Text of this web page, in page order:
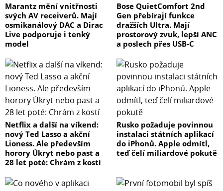
Marantz mění vnitřnosti
svých AV receiverů. Mají
osmikanálový DAC a Dirac
Live podporuje i tenký
model
Bose QuietComfort 2nd
Gen přebírají funkce
dražších Ultra. Mají
prostorový zvuk, lepší ANC
a poslech přes USB-C
Netflix a další na víkend:
nový Ted Lasso a akční
Lioness. Ale především
horory Úkryt nebo past a
28 let poté: Chrám z kostí
Rusko požaduje povinnou
instalaci státních aplikací
do iPhonů. Apple odmítl,
teď čelí miliardové pokutě